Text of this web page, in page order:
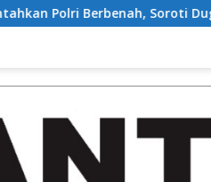
Kisruh di Polres Batu Bara